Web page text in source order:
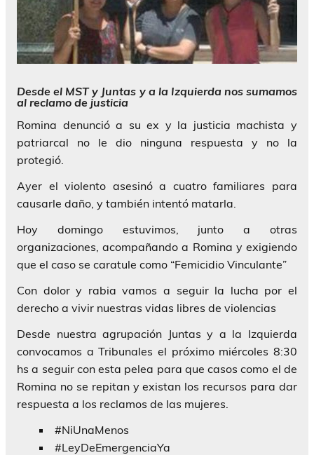
Desde el MST y Juntas y a la Izquierda nos sumamos
al reclamo de justicia
Romina denunció a su ex y la justicia machista y
patriarcal no le dio ninguna respuesta y no la
protegió.
Ayer el violento asesinó a cuatro familiares para
causarle daño, y también intentó matarla.
Hoy domingo estuvimos, junto a otras
organizaciones, acompañando a Romina y exigiendo
que el caso se caratule como “Femicidio Vinculante”
Con dolor y rabia vamos a seguir la lucha por el
derecho a vivir nuestras vidas libres de violencias
Desde nuestra agrupación Juntas y a la Izquierda
convocamos a Tribunales el próximo miércoles 8:30
hs a seguir con esta pelea para que casos como el de
Romina no se repitan y existan los recursos para dar
respuesta a los reclamos de las mujeres.
#NiUnaMenos
#LeyDeEmergenciaYa